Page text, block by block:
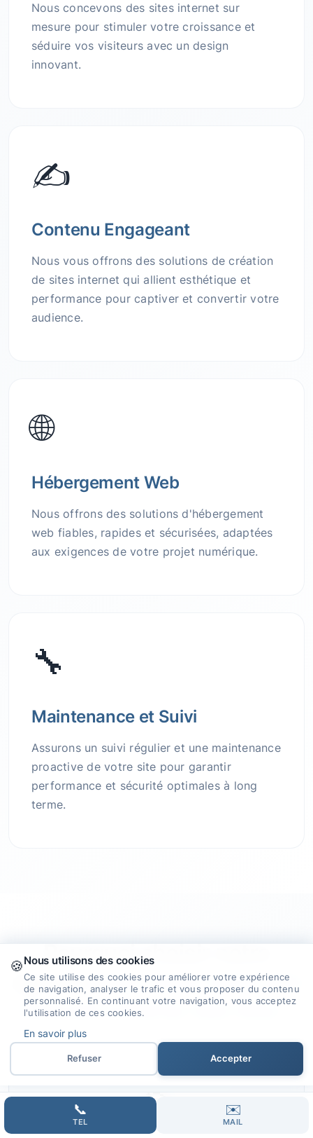
Nous concevons des sites internet sur
mesure pour stimuler votre croissance et
séduire vos visiteurs avec un design
innovant.
✍️
Contenu Engageant
Nous vous offrons des solutions de création
de sites internet qui allient esthétique et
performance pour captiver et convertir votre
audience.
🌐
Hébergement Web
Nous offrons des solutions d'hébergement
web fiables, rapides et sécurisées, adaptées
aux exigences de votre projet numérique.
🔧
Maintenance et Suivi
Assurons un suivi régulier et une maintenance
proactive de votre site pour garantir
performance et sécurité optimales à long
terme.
Pourquoi choisir notre
agence pour créer votre site
internet à Parne-Sur-Roc ?
🎯
📞
TEL
✉️
MAIL
🍪Nous utilisons des cookies
Ce site utilise des cookies pour améliorer votre expérience
de navigation, analyser le trafic et vous proposer du contenu
personnalisé. En continuant votre navigation, vous acceptez
l'utilisation de ces cookies.
En savoir plus
Refuser Accepter